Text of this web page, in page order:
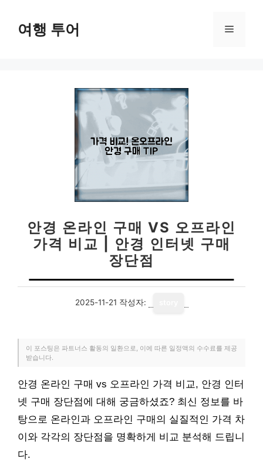
여행 투어 메
안경 온라인 구매 VS 오프라인
가격 비교 | 안경 인터넷 구매
장단점
2025-11-21 작성자:
이 포스팅은 파트너스 활동의 일환으로, 이에 따른 일정액의 수수료를 제공
받습니다.
안경 온라인 구매 vs 오프라인 가격 비교, 안경 인터
넷 구매 장단점에 대해 궁금하셨죠? 최신 정보를 바
탕으로 온라인과 오프라인 구매의 실질적인 가격 차
이와 각각의 장단점을 명확하게 비교 분석해 드립니
다.